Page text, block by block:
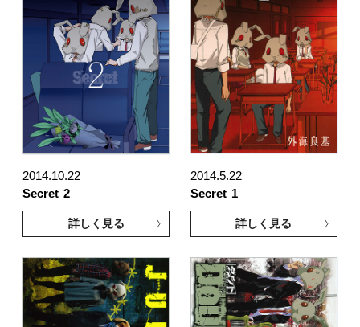
2014.10.22
Secret 2
詳しく見る
2014.5.22
Secret 1
詳しく見る